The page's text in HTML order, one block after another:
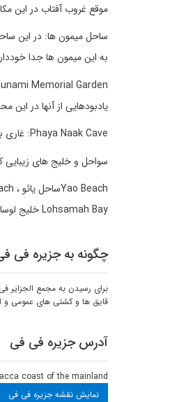
موقع غروب آفتاب در این
ساحل میمون ها: در این
به این میمون ها جدا
یادبودهایی از آنها در این
Phaya Naak Cave: غاری بزرگ و زیبا با نقاشی و دست نوشته هایی برروی دیواره های داخلی آن
سواحل و خلیج های زیبایی
Lohsamah Bay خلیج لوسامه
چگونه به جزیره فی
قایق ها و کشتی های عمومی و ارزان تر که در 90 دقیقه شما
آدرس جزیره فی فی
coast of the mainland
نمایش نقشه جزیره فی فی